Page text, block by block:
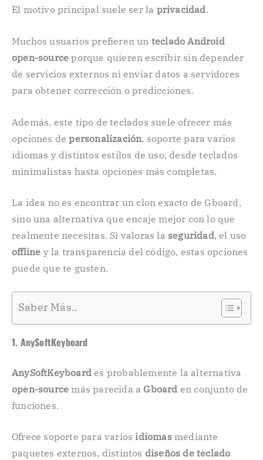
El motivo principal suele ser la privacidad.
Muchos usuarios prefieren un teclado Android
open-source porque quieren escribir sin depender
de servicios externos ni enviar datos a servidores
para obtener corrección o predicciones.
Además, este tipo de teclados suele ofrecer más
opciones depersonalización, soporte para varios
idiomas y distintos estilos de uso, desde teclados
minimalistas hasta opciones más completas.
La idea no es encontrar un clon exacto de Gboard,
sino una alternativa que encaje mejor con lo que
realmente necesitas. Si valoras la seguridad, el uso
offline y la transparencia del código, estas opciones
puede que te gusten.
Saber Más..
1. AnySoftKeyboard
AnySoftKeyboard es probablemente la alternativa
open-source más parecida a Gboard en conjunto de
funciones.
Ofrece soporte para variosidiomasmediante
paquetes externos, distintos diseños de teclado